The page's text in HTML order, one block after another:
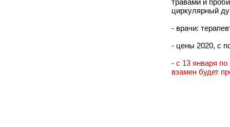
травами и
циркулярный
- врачи:
- цены 2020, с
- с 13 января
взамен будет